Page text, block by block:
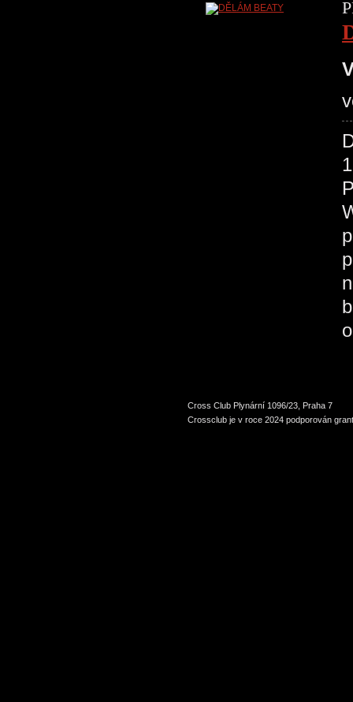
Cross Club Plynární 1096/23, Praha 7
Crossclub je v roce 2024 podporován